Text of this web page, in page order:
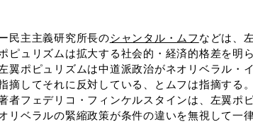
民主主義研究所長のシャンタル・ムフ などは、
ピュリズムは拡大する社会的・経済的格差を明
翼ポピュリズムは中道派政治がネオリベラル・
してそれに反対している、とムフは指摘する。
者フェデリコ・フィンケルスタインは、左翼ポ
ベラルの緊縮政策が条件の違いを無視して一